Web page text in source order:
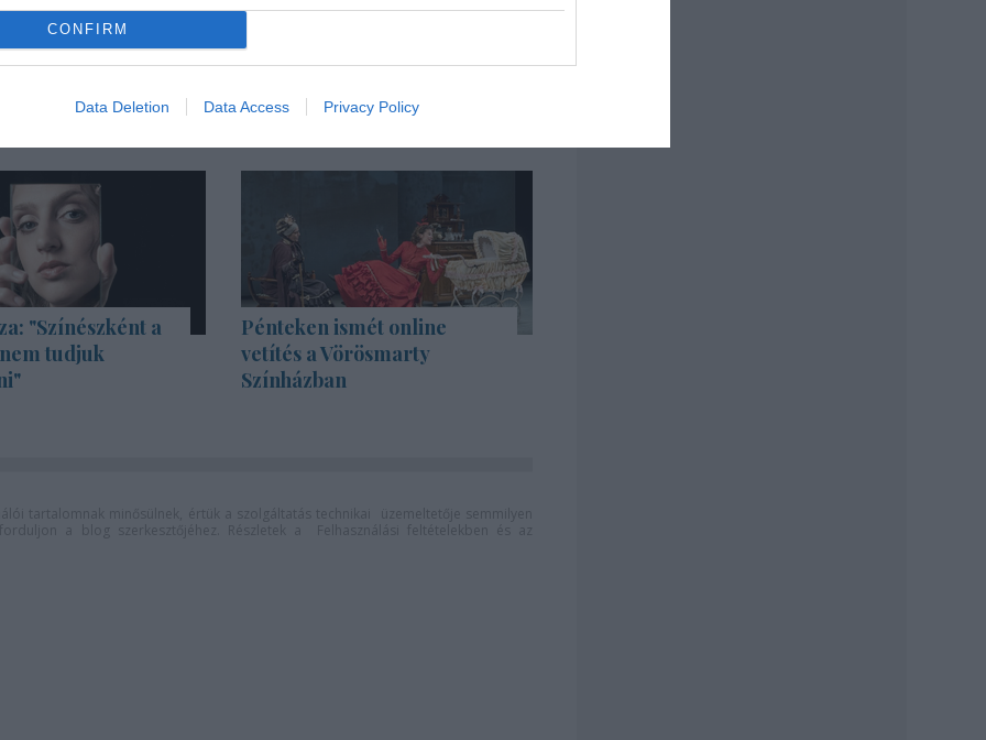
CONFIRM
Data Deletion Data Access Privacy Policy
"Színészként a
tudjuk
Pénteken ismét online
vetítés a Vörösmarty
Színházban